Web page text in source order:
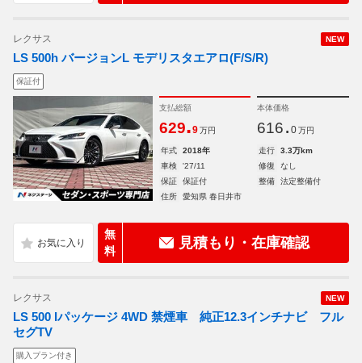
NEW
レクサス
LS 500h バージョンL モデリスタエアロ(F/S/R)
保証付
支払総額
629.9 万円
本体価格
616. 0 万円
年式 2018年 走行
3.3万km
車検
'27/11 修復
なし
保証
保証付 整備
法定整備付
住所
愛知県 春日井市
無
料
見積もり・在庫確認
NEW
レクサス
LS 500 Iパッケージ 4WD 禁煙車 純正12.3インチナビ フル
セグTV
購入プラン付き